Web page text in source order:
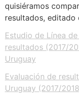
quisiéramos
resultados, editado
Estudio de Línea
resultados (2017/
Uruguay
Evaluación de
Uruguay (2017/